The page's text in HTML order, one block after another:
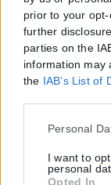
prior to your
further
parties on the
information may
the IAB’s List of
Please note
but not limited
click to grant or
Personal
I want to
personal
Opted In